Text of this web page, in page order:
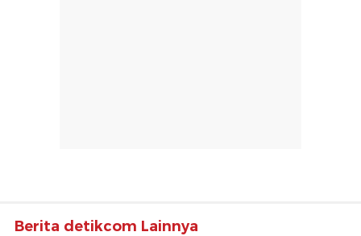
Berita detikcom Lainnya